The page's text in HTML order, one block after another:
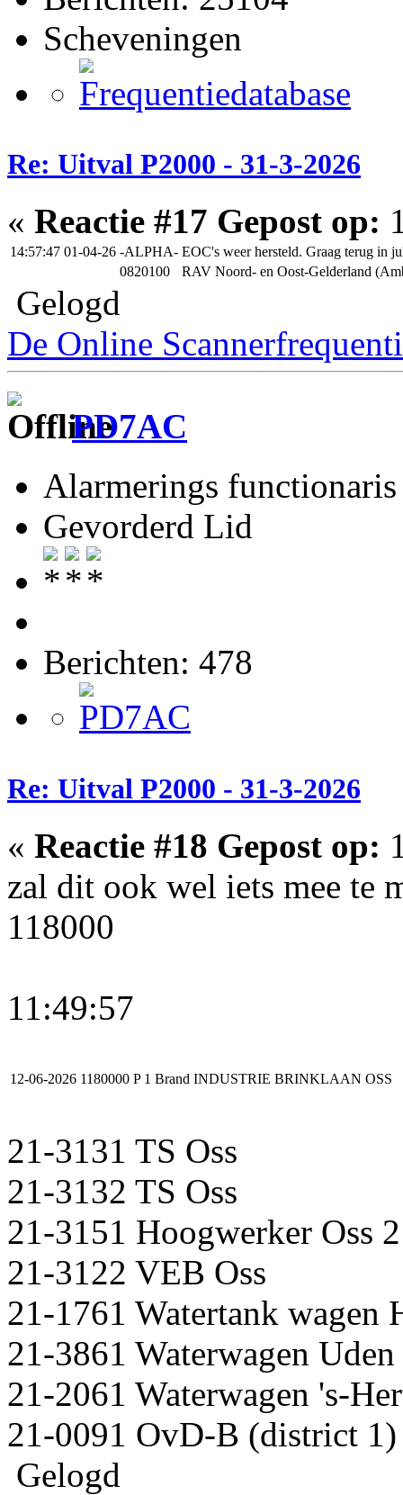
Scheveningen
Re: Uitval P2000 - 31-3-2026
« Reactie #17 Gepost op:
14:57:47 01-04-26 -ALPHA- EOC's weer hersteld. Graag terug in
0820100
RAV Noord- en Oost-Gelderland
Gelogd
De Online
PD7AC
Alarmerings functionaris
Gevorderd Lid
Berichten: 478
Re: Uitval P2000 - 31-3-2026
« Reactie #18 Gepost op:
zal dit ook wel iets mee te
118000
11:49:57
12-06-2026 1180000 P 1 Brand INDUSTRIE BRINKLAAN OSS
21-3131 TS Oss
21-3132 TS Oss
21-3151 Hoogwerker Oss
21-3122 VEB Oss
21-1761 Watertank wagen
21-3861 Waterwagen Uden
21-2061 Waterwagen 's-
21-0091 OvD-B (district 1)
Gelogd